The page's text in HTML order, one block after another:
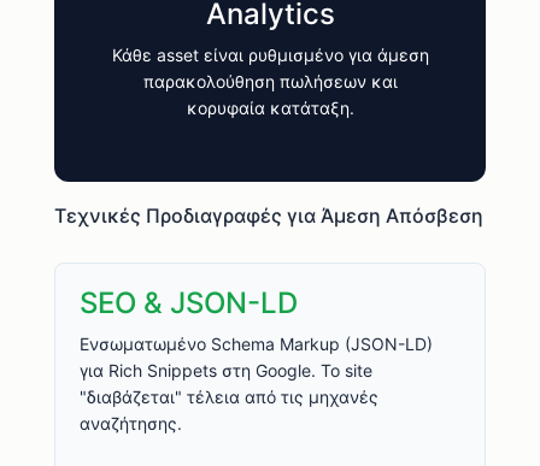
Analytics
Κάθε asset είναι ρυθμισμένο για άμεση
παρακολούθηση πωλήσεων και
κορυφαία κατάταξη.
Τεχνικές Προδιαγραφές για Άμεση Απόσβεση
SEO & JSON-LD
Ενσωματωμένο Schema Markup (JSON-LD)
για Rich Snippets στη Google. Το site
"διαβάζεται" τέλεια από τις μηχανές
αναζήτησης.